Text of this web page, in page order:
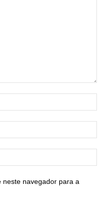
neste navegador para a